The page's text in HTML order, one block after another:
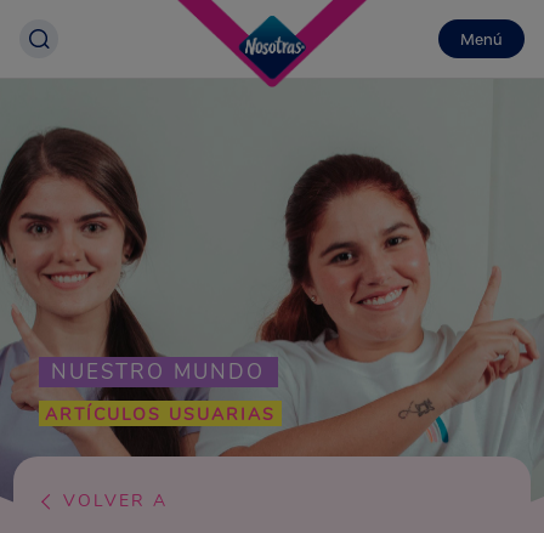
Menú
NUESTRO MUNDO
ARTÍCULOS USUARIAS
VOLVER A